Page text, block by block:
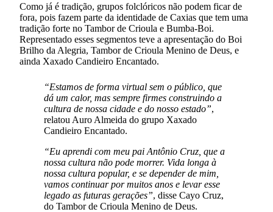
Como já é tradição, grupos folclóricos não podem ficar de
fora, pois fazem parte da identidade de Caxias que tem uma
tradição forte no Tambor de Crioula e Bumba-Boi.
Representado esses segmentos teve a apresentação do Boi
Brilho da Alegria, Tambor de Crioula Menino de Deus, e
ainda Xaxado Candieiro Encantado.
“Estamos de forma virtual sem o público, que
dá um calor, mas sempre firmes construindo a
cultura de nossa cidade e do nosso estado”,
relatou Auro Almeida do grupo Xaxado
Candieiro Encantado.
“Eu aprendi com meu pai Antônio Cruz, que a
nossa cultura não pode morrer. Vida longa à
nossa cultura popular, e se depender de mim,
vamos continuar por muitos anos e levar esse
legado as futuras gerações”, disse Cayo Cruz,
do Tambor de Crioula Menino de Deus.